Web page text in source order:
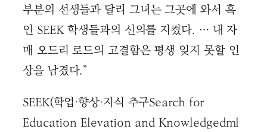
부분의 선생들과 달리 그녀는 그곳에 와서 흑
인 SEEK 학생들과의 신의를 지켰다. … 내 자
매 오드리 로드의 고결함은 평생 잊지 못할 인
상을 남겼다.”
SEEK(학업·향상·지식 추구Search for
Education Elevation and Knowledgedml